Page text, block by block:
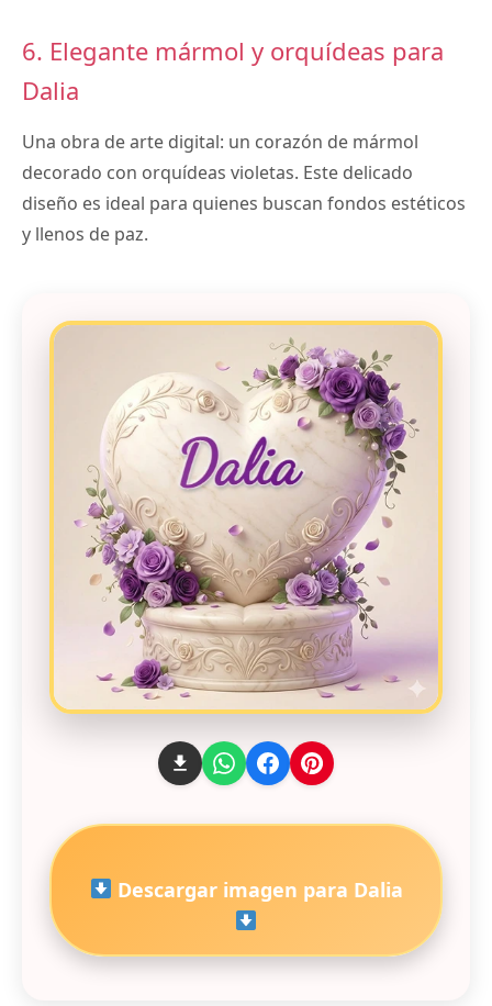
6. Elegante mármol y orquídeas para
Dalia
Una obra de arte digital: un corazón de mármol
decorado con orquídeas violetas. Este delicado
diseño es ideal para quienes buscan fondos estéticos
y llenos de paz.
Descargar imagen para Dalia